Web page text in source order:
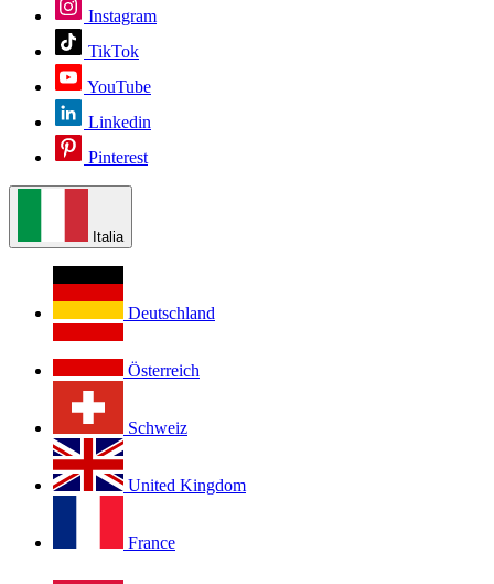
Instagram
TikTok
YouTube
Linkedin
Pinterest
Italia
Deutschland
Österreich
Schweiz
United Kingdom
France